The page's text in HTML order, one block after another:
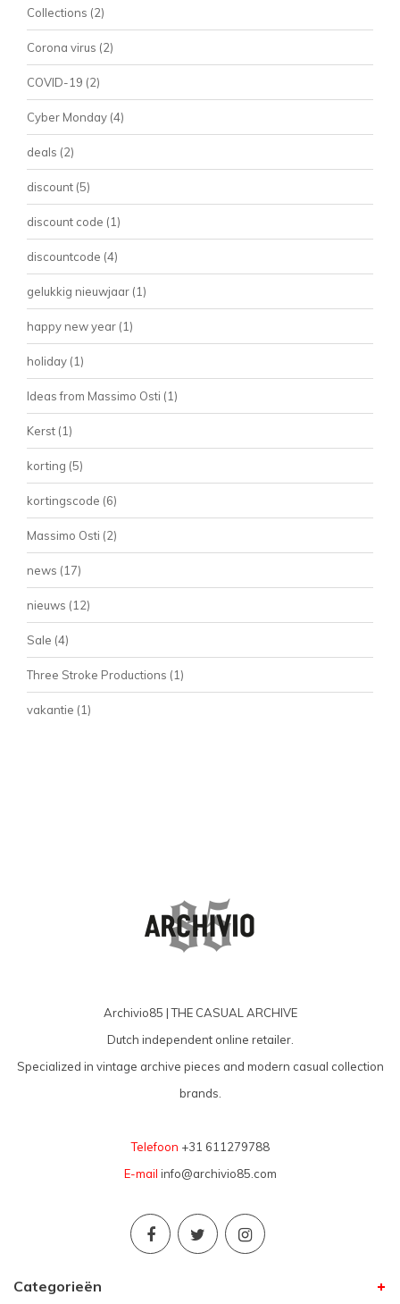
Collections (2)
Corona virus (2)
COVID-19 (2)
Cyber Monday (4)
deals (2)
discount (5)
discount code (1)
discountcode (4)
gelukkig nieuwjaar (1)
happy new year (1)
holiday (1)
Ideas from Massimo Osti (1)
Kerst (1)
korting (5)
kortingscode (6)
Massimo Osti (2)
news (17)
nieuws (12)
Sale (4)
Three Stroke Productions (1)
vakantie (1)
Archivio85 | THE CASUAL ARCHIVE
Dutch independent online retailer.
Specialized in vintage archive pieces and modern casual collection
brands.
Telefoon +31 611279788
E-mail info@archivio85.com
Categorieën